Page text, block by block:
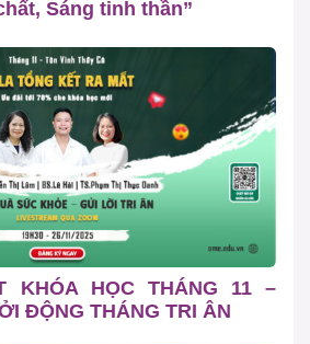
Sáng tinh thần”
KHÓA HỌC THÁNG 11 –
ĐỘNG THÁNG TRI ÂN